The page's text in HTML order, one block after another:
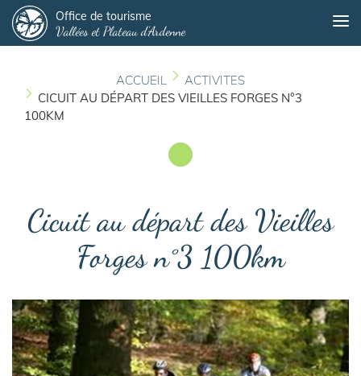
au
contenu
Office de tourisme
Vallées et Plateau d'Ardenne
ACCUEIL
ACTIVITES
CICUIT AU DÉPART DES VIEILLES FORGES N°3
100KM
Cicuit au départ des Vieilles
Forges n°3 100km
Panneau de gestion des cookies